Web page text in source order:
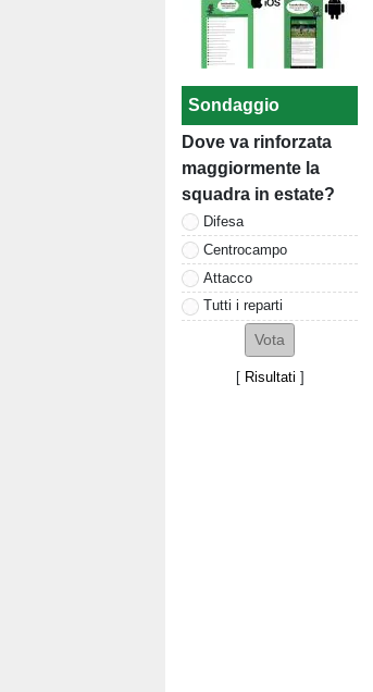
Sondaggio
Dove va rinforzata
maggiormente la
squadra in estate?
Difesa
Centrocampo
Attacco
Tutti i reparti
[ Risultati ]